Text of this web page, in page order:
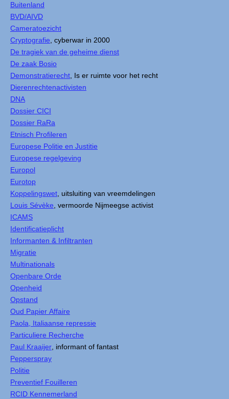
Buitenland
BVD/AIVD
Cameratoezicht
Cryptografie , cyberwar in 2000
De tragiek van de geheime dienst
De zaak Bosio
Demonstratierecht , Is er ruimte voor het recht
Dierenrechtenactivisten
DNA
Dossier CICI
Dossier RaRa
Etnisch Profileren
Europese Politie en Justitie
Europese regelgeving
Europol
Eurotop
Koppelingswet , uitsluiting van vreemdelingen
Louis Sévèke , vermoorde Nijmeegse activist
ICAMS
Identificatieplicht
Informanten & Infiltranten
Migratie
Multinationals
Openbare Orde
Openheid
Opstand
Oud Papier Affaire
Paola, Italiaanse repressie
Particuliere Recherche
Paul Kraaijer , informant of fantast
Pepperspray
Politie
Preventief Fouilleren
RCID Kennemerland